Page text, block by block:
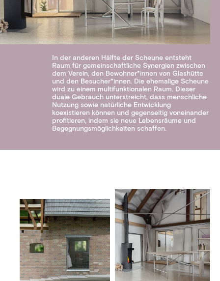
In der anderen Hälfte der Scheune entsteht
Raum für gemeinschaftliche Synergien zwischen
dem Verein, den Bewohner*innen von Glashütte
und den Besucher*innen. Die ehemalige Scheune
wird zu einem multifunktionalen Raum. Dieser
duale Gebrauch unterstreicht, dass menschliche
Nutzung sowie natürliche Entwicklung
koexistieren können und gegenseitig voneinander
profitieren, indem sie neue Lebensräume und
Begegnungsmöglichkeiten schaffen.